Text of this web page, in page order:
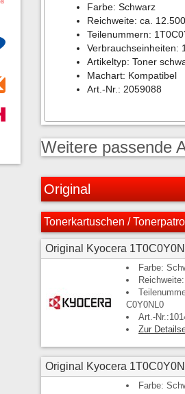
Farbe: Schwarz
Reichweite: ca.
Teilenummern:
Verbrauchseinheiten:
Artikeltyp: Toner
Machart: Kompatibel
Art.-Nr.: 2059088
Weitere passende
Original
Tonerkartuschen /
Original Kyocera
Farbe:
C0Y0NL0
Art.-
Zur
Original Kyocera
Farbe: